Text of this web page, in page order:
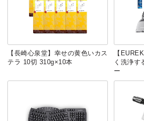
【長崎心泉堂】幸せの黄色いカス
テラ 10切 310g×10本
【
く洗浄す
ー